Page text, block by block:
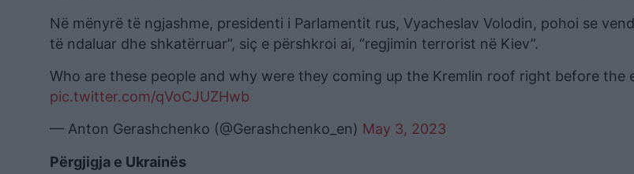
Në mënyrë të ngjashme, presidenti i Parlamentit rus, Vyacheslav Volodin, pohoi se
të ndaluar dhe shkatërruar”, siç e përshkroi ai, “regjimin terrorist në Kiev”.
Who are these people and why were they coming up the Kremlin roof right before the
pic.twitter.com/qVoCJUZHwb
— Anton Gerashchenko (@Gerashchenko_en) May 3, 2023
Përgjigja e Ukrainës